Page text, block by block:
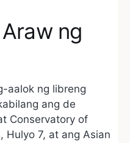
ng
aalok ng libreng
ang de
Conservatory of
Hulyo 7, at ang Asian